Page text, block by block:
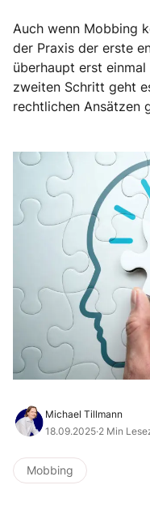
Auch wenn Mobbing
der Praxis der erste
überhaupt erst
zweiten Schritt geht
rechtlichen Ansätzen
Michael Tillmann
18.09.2025·2 Min
Mobbing